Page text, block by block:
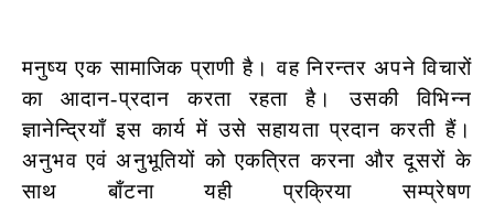
मनुष्य एक सामाजिक प्राणी है। वह निरन्तर अपने विचारों
का आदान-प्रदान करता रहता है। उसकी विभिन्न
ज्ञानेन्द्रियाँ इस कार्य में उसे सहायता प्रदान करती हैं।
अनुभव एवं अनुभूतियों को एकत्रित करना और दूसरों के
साथ बाँटना यही प्रक्रिया सम्प्रेषण